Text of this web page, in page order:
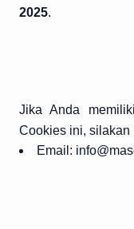
2025.
Jika Anda
Cookies ini, silakan
Email: